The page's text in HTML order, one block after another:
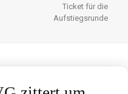
Ticket für die
Aufstiegsrunde